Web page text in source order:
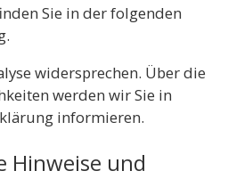
Sie in der folgenden
widersprechen. Über die
werden wir Sie in
informieren.
Hinweise und